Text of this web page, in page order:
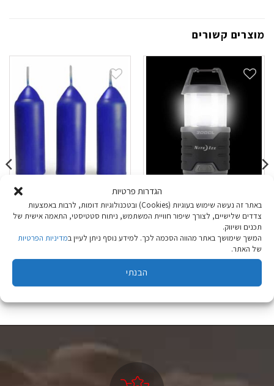
הגדרות פרטיות
באתר זה נעשה שימוש בעוגיות (Cookies) ובטכנולוגיות דומות, לרבות באמצעות
צדדים שלישיים, לצורך שיפור חוויית המשתמש, ניתוח סטטיסטי, התאמה אישית של
תכנים ושיווק.
המשך שימושך באתר מהווה הסכמה לכך. למידע נוסף ניתן לעיין במדיניות הפרטיות
של האתר.
הבנתי
מוצרים קשורים
עששית פנס יד
Radiant 200 Lumens
₪ 249.90
מארז 3 נרות ציטרונלה
UCO
₪34.90